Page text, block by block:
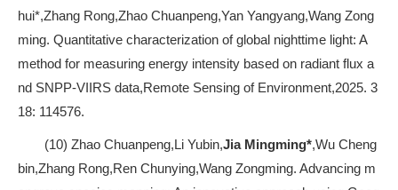
hui*,Zhang Rong,Zhao Chuanpeng,Yan Yangyang,Wang Zong
ming. Quantitative characterization of global nighttime light: A
method for measuring energy intensity based on radiant flux a
nd SNPP-VIIRS data,Remote Sensing of Environment,2025. 3
18: 114576.
(10) Zhao Chuanpeng,Li Yubin,Jia Mingming*,Wu Cheng
bin,Zhang Rong,Ren Chunying,Wang Zongming. Advancing m